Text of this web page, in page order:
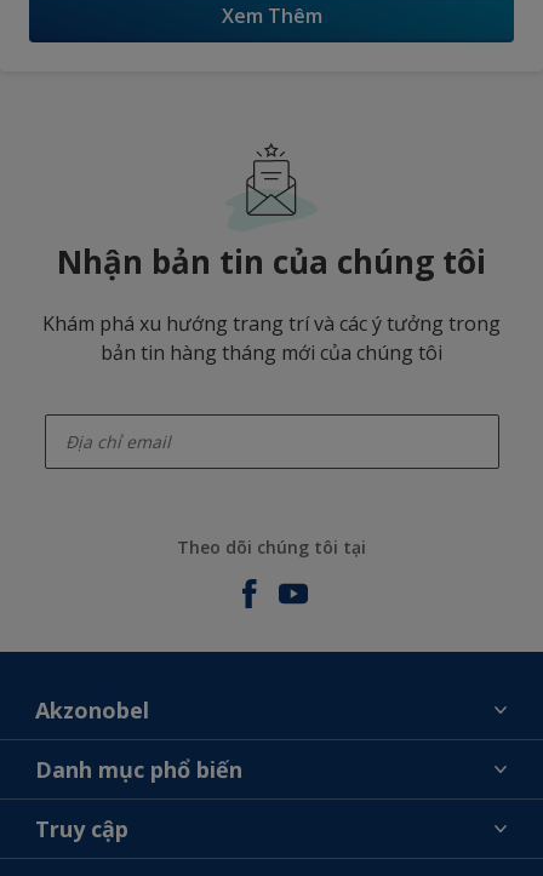
Xem Thêm
Nhận bản tin của chúng tôi
Khám phá xu hướng trang trí và các ý tưởng trong
bản tin hàng tháng mới của chúng tôi
Theo dõi chúng tôi tại
Akzonobel
Giới thiệu về AkzoNobel
Liên hệ chúng tôi
Tìm một cửa hàng
Danh mục phổ biến
Tìm màu sắc
Chọn sản phẩm
Truy cập